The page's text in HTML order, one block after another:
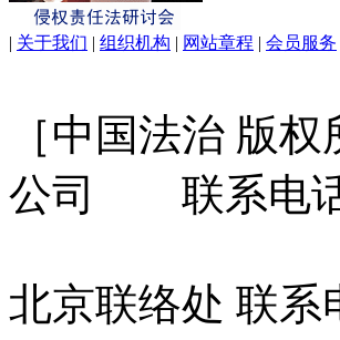
| 关于我们 | 组织机构 | 网站章程 | 会员服务
［中国法治 版
公司 联系电话
北京联络处 联系